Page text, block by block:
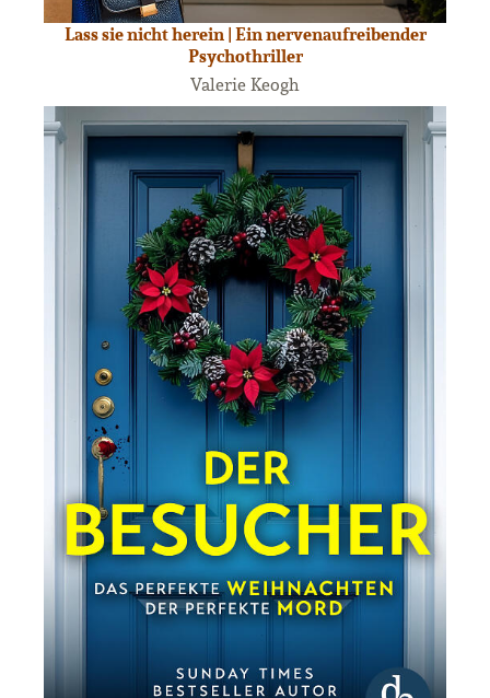
Lass sie nicht herein | Ein nervenaufreibender
Psychothriller
Valerie Keogh